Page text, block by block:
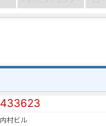
433623
内村ビル